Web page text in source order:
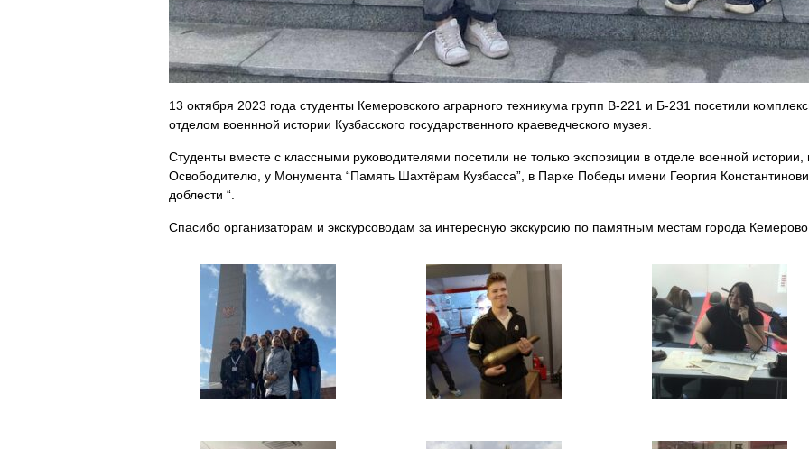
13 октября 2023 года студенты Кемеровского аграрного техникума групп В-221 и Б-231 посетили
отделом военнной истории Кузбасского государственного краеведческого музея.
Студенты вместе с классными руководителями посетили не только экспозиции в отделе военной
Освободителю, у Монумента “Память Шахтёрам Кузбасса”, в Парке Победы имени Георгия
доблести “.
Спасибо организаторам и экскурсоводам за интересную экскурсию по памятным местам города